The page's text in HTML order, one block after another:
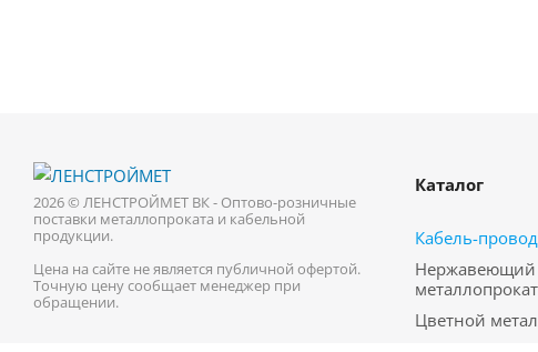
2026 © ЛЕНСТРОЙМЕТ ВК - Оптово-розничные
поставки металлопроката и кабельной
продукции.
Цена на сайте не является публичной офертой.
Точную цену сообщает менеджер при
обращении.
Каталог
Кабель-провод
Нержавеющий
металлопрокат
Цветной